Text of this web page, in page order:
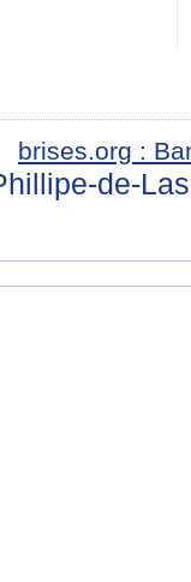
brises.org :
de-